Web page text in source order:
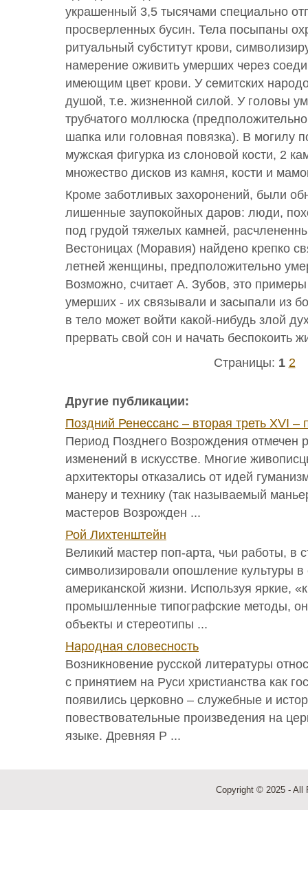
украшенный 3,5 тысячами специально
просверленных бусин. Тела посыпаны
ритуальный субститут крови,
намерение оживить умерших через
имеющим цвет крови. У семитских
душой, т.е. жизненной силой. У головы
трубчатого моллюска
шапка или головная повязка). В могилу
мужская фигурка из слоновой кости, 2
множество дисков из камня, кости и
Кроме заботливых захоронений, были
лишенные заупокойных даров: люди,
под грудой тяжелых камней,
Вестоницах (Моравия) найдено крепко
летней женщины, предположительно
Возможно, считает А. Зубов, это
умерших - их связывали и засыпали из
в тело может войти какой-нибудь злой
прервать свой сон и начать беспокоить
Страницы: 1 2
Другие публикации:
Поздний Ренессанс – вторая треть XVI –
Период Позднего Возрождения отмечен
изменений в искусстве. Многие
архитекторы отказались от идей
манеру и технику (так называемый
мастеров Возрожден ...
Рой Лихтенштейн
Великий мастер поп-арта, чьи работы, в
символизировали опошление культуры
американской жизни. Используя яркие,
промышленные типографские методы,
объекты и стереотипы ...
Народная словесность
Возникновение русской литературы
с принятием на Руси христианства как
появились церковно – служебные и
повествовательные произведения на
языке. Древняя Р ...
Copyright © 2025 - All